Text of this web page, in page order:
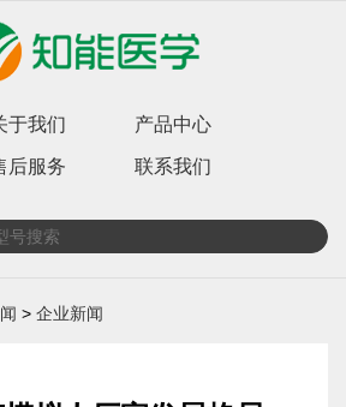
于我们 产品中心
后服务 联系我们
>企业新闻